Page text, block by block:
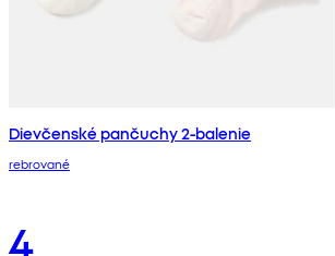
Dievčenské pančuchy 2-balenie
rebrované
4